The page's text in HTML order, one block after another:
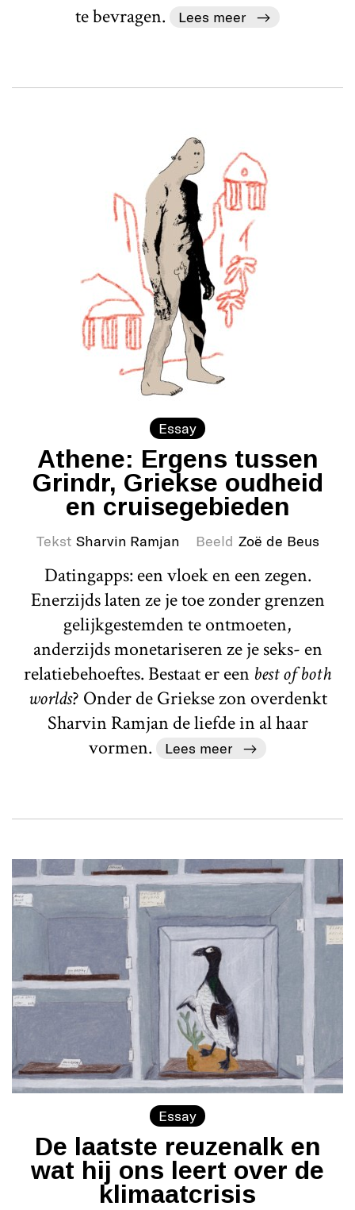
te bevragen.
Lees meer
Essay
Athene: Ergens tussen
Grindr, Griekse oudheid
en cruisegebieden
Tekst Sharvin Ramjan Beeld Zoë de Beus
Datingapps: een vloek en een zegen.
Enerzijds laten ze je toe zonder grenzen
gelijkgestemden te ontmoeten,
anderzijds monetariseren ze je seks- en
relatiebehoeftes. Bestaat er een best of both
worlds? Onder de Griekse zon overdenkt
Sharvin Ramjan de liefde in al haar
vormen.
Lees meer
Essay
De laatste reuzenalk en
wat hij ons leert over de
klimaatcrisis